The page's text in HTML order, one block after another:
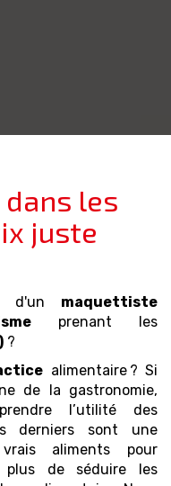
les
juste
d'un maquettiste
prenant les
?
alimentaire ? Si
de la gastronomie,
l’utilité des
derniers sont une
aliments pour
plus de séduire les